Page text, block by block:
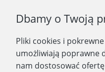
informacje o
Dbamy o Twoją
Pliki cookies i
umożliwiają poprawne
nam dostosować